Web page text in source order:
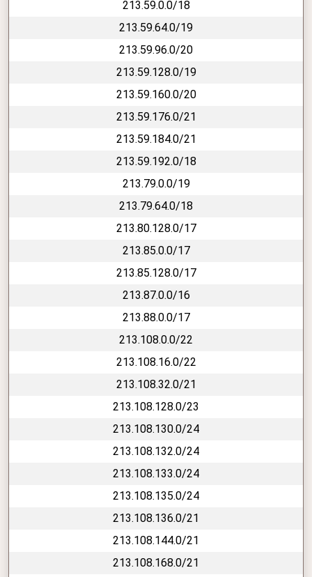
213.59.0.0/18
213.59.64.0/19
213.59.96.0/20
213.59.128.0/19
213.59.160.0/20
213.59.176.0/21
213.59.184.0/21
213.59.192.0/18
213.79.0.0/19
213.79.64.0/18
213.80.128.0/17
213.85.0.0/17
213.85.128.0/17
213.87.0.0/16
213.88.0.0/17
213.108.0.0/22
213.108.16.0/22
213.108.32.0/21
213.108.128.0/23
213.108.130.0/24
213.108.132.0/24
213.108.133.0/24
213.108.135.0/24
213.108.136.0/21
213.108.144.0/21
213.108.168.0/21